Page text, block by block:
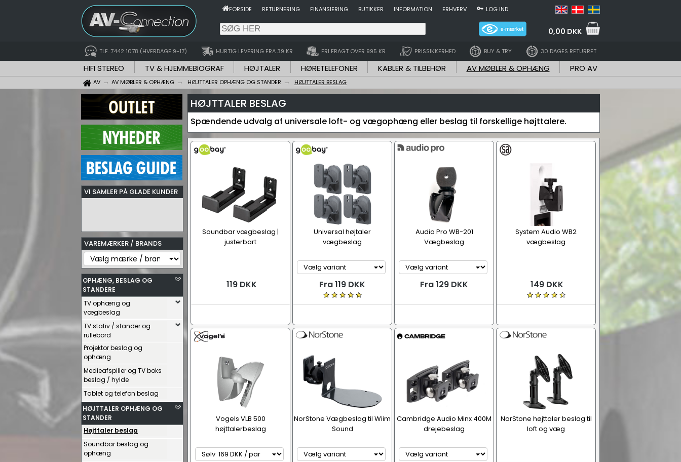
FORSIDE RETURNERING FINANSIERING BUTIKKER INFORMATION ERHVERV LOG IND
0,00 DKK
TLF. 7442 1078 (HVERDAGE 9-17) HURTIG LEVERING FRA 39 KR FRI FRAGT OVER 995 KR PRISSIKKERHED BUY & TRY 30 DAGES RETURRET
HIFI STEREO TV & HJEMMEBIOGRAF HØJTALER HØRETELEFONER KABLER & TILBEHØR AV MØBLER & OPHÆNG PRO AV
AV AV MØBLER & OPHÆNG HØJTTALER OPHÆNG OG STANDER HØJTTALER BESLAG
VI SAMLER PÅ GLADE KUNDER
VAREMÆRKER / BRANDS
OPHÆNG, BESLAG OG
STANDERE
TV ophæng og
vægbeslag
TV stativ / stander og
rullebord
Projektor beslag og
ophæng
Medieafspiller og TV boks
beslag / hylde
Tablet og telefon beslag
HØJTTALER OPHÆNG OG
STANDER
Højttaler beslag
Soundbar beslag og
ophæng
HØJTTALER BESLAG
Spændende udvalg af universale loft- og vægophæng eller beslag til forskellige højttalere.
Soundbar vægbeslag |
justerbart
119 DKK
Universal højtaler
vægbeslag
Fra 119 DKK
Audio Pro WB-201
Vægbeslag
Fra 129 DKK
System Audio WB2
vægbeslag
149 DKK
Vogels VLB 500
højttalerbeslag
NorStone Vægbeslag til Wiim
Sound
Cambridge Audio Minx 400M
drejebeslag
NorStone højttaler beslag til
loft og væg